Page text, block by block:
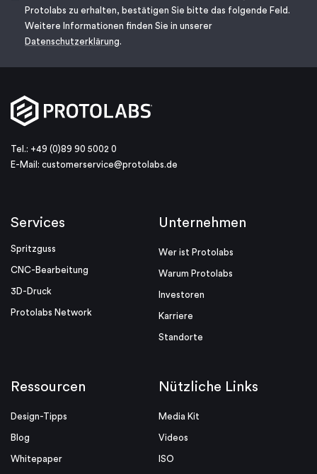
Protolabs zu erhalten, bestätigen Sie bitte das folgende Feld.
Weitere Informationen finden Sie in unserer
Datenschutzerklärung
Tel.: +49 (0)89 90 5002 0
E-Mail: customerservice@protolabs.de
Services
Spritzguss
CNC-Bearbeitung
3D-Druck
Protolabs Network
Unternehmen
Wer ist Protolabs
Warum Protolabs
Investoren
Karriere
Standorte
Ressourcen
Design-Tipps
Blog
Whitepaper
Nützliche Links
Media Kit
Videos
ISO